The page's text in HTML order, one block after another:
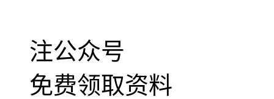
注公众号
免费领取资料